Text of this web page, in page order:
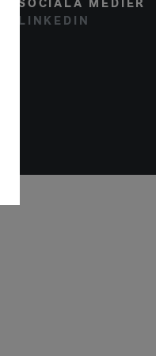
SOCIALA MEDIER
LINKEDIN